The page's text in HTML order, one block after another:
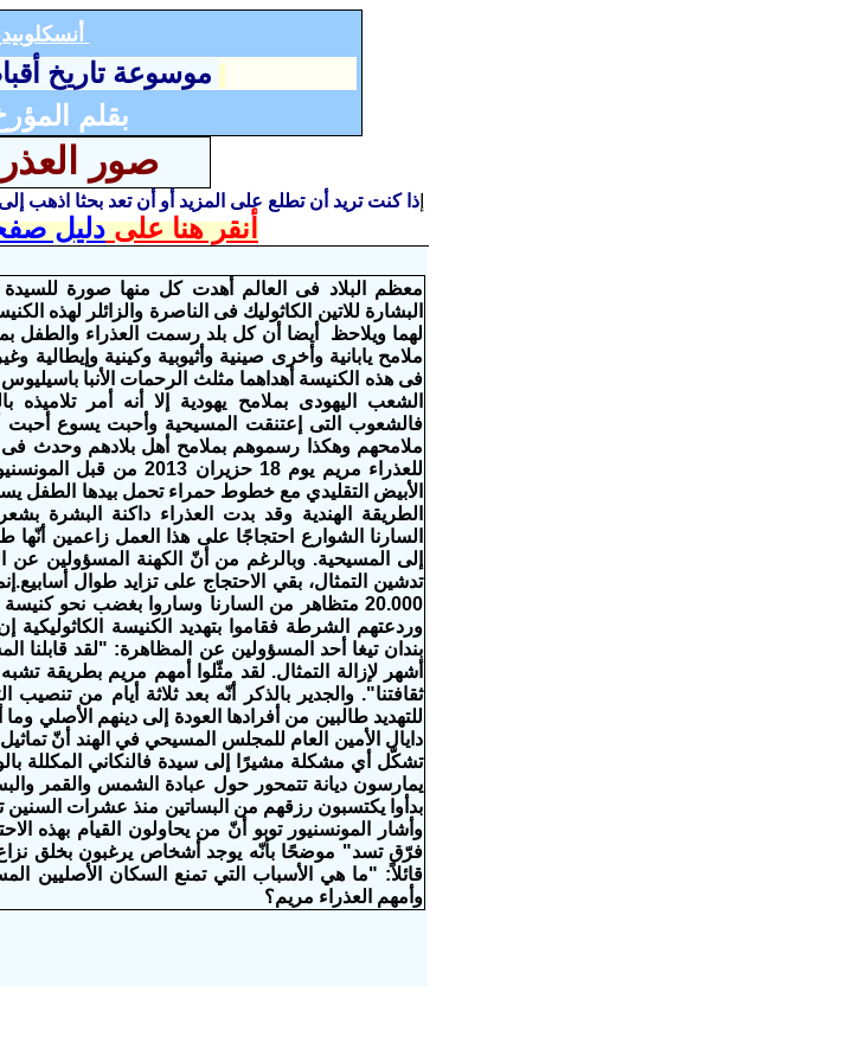
موسوعة تاريخ
بقلم
صور
ذا كنت تريد أن تطلع على المزيد أو أن تعد بحثا
أنقر هنا علىدليل
معظم البلاد فى العالم أهدت كل منها صورة
لهما ويلاحظ أيضا أن كل بلد رسمت العذراء والطفل
ملامح يابانية وأخرى صينية وأثيوبية وكينية
فى هذه الكنيسة أهداهما مثلث الرحمات الأنبا
الشعب اليهودى بملامح يهودية إلا أنه أمر تلاميذه
فالشعوب التى إعتنقت المسيحية وأحبت يسوع أحبت
ملامحهم وهكذا رسموهم بملامح أهل بلادهم وحدث
للعذراء مريم يوم 18 حزيران
الأبيض التقليدي مع خطوط حمراء تحمل بيدها الطفل
الطريقة الهندية وقد بدت العذراء داكنة البشرة
السارنا الشوارع احتجاجًا على هذا العمل زاعمين أنّها
إلى المسيحية. وبالرغم من أنّ الكهنة المسؤولين عن
20.000 متظاهر من السارنا وساروا بغضب نحو
وردعتهم الشرطة فقاموا بتهديد الكنيسة
بندان تيغا أحد المسؤولين عن المظاهرة: "لقد قابلنا
أشهر لإزالة التمثال. لقد مثّلوا أمهم مريم بطريقة
ثقافتنا". والجدير بالذكر أنّه بعد ثلاثة أيام من
للتهديد طالبين من أفرادها العودة إلى دينهم الأصلي
دايال الأمين العام للمجلس المسيحي في الهند أنّ
تشكّل أي مشكلة مشيرًا إلى سيدة فالنكاني المكللة
يمارسون ديانة تتمحور حول عبادة الشمس والقمر
بدأوا يكتسبون رزقهم من البساتين منذ عشرات السنين
وأشار المونسنيور توبو أنّ من يحاولون القيام بهذه
فرّق تسد" موضحًا بأنّه يوجد أشخاص يرغبون بخلق نزاع
قائلاً: "ما هي الأسباب التي تمنع السكان الأصليين
وأمهم العذراء مريم؟